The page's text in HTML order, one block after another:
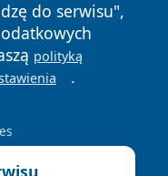
do serwisu",
polityką
.
Polityka
Cookies